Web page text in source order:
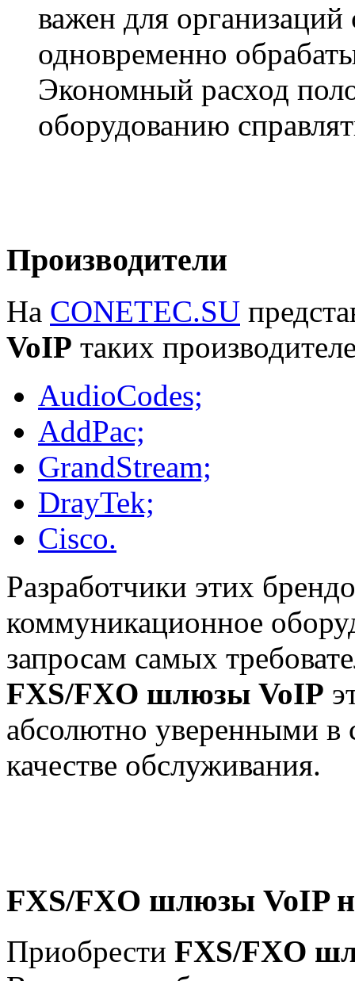
важен для
одновременно
Экономный расход
оборудованию
Производители
На CONETEC.SU
VoIP таких
AudioCodes;
AddPac;
GrandStream;
DrayTek;
Cisco.
Разработчики этих
коммуникационное
запросам самых
FXS/FXO шлюзы VoIP
абсолютно уверенными в
качестве обслуживания.
FXS/FXO шлюзы VoIP
Приобрести FXS/FXO